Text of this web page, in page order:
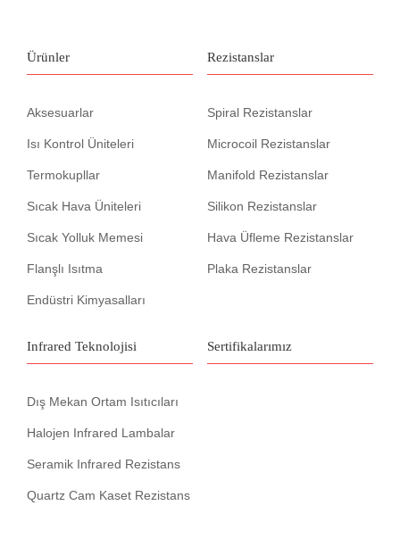
Ürünler
Aksesuarlar
Isı Kontrol Üniteleri
Termokupllar
Sıcak Hava Üniteleri
Sıcak Yolluk Memesi
Flanşlı Isıtma
Endüstri Kimyasalları
Rezistanslar
Spiral Rezistanslar
Microcoil Rezistanslar
Manifold Rezistanslar
Silikon Rezistanslar
Hava Üfleme Rezistanslar
Plaka Rezistanslar
Infrared Teknolojisi
Dış Mekan Ortam Isıtıcıları
Halojen Infrared Lambalar
Seramik Infrared Rezistans
Quartz Cam Kaset Rezistans
Sertifikalarımız